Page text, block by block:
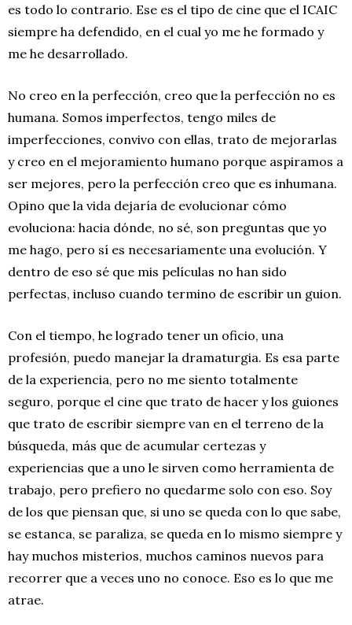
es todo lo contrario. Ese es el tipo de cine que el ICAIC
siempre ha defendido, en el cual yo me he formado y
me he desarrollado.
No creo en la perfección, creo que la perfección no es
humana. Somos imperfectos, tengo miles de
imperfecciones, convivo con ellas, trato de mejorarlas
y creo en el mejoramiento humano porque aspiramos a
ser mejores, pero la perfección creo que es inhumana.
Opino que la vida dejaría de evolucionar cómo
evoluciona: hacia dónde, no sé, son preguntas que yo
me hago, pero sí es necesariamente una evolución. Y
dentro de eso sé que mis películas no han sido
perfectas, incluso cuando termino de escribir un guion.
Con el tiempo, he logrado tener un oficio, una
profesión, puedo manejar la dramaturgia. Es esa parte
de la experiencia, pero no me siento totalmente
seguro, porque el cine que trato de hacer y los guiones
que trato de escribir siempre van en el terreno de la
búsqueda, más que de acumular certezas y
experiencias que a uno le sirven como herramienta de
trabajo, pero prefiero no quedarme solo con eso. Soy
de los que piensan que, si uno se queda con lo que sabe,
se estanca, se paraliza, se queda en lo mismo siempre y
hay muchos misterios, muchos caminos nuevos para
recorrer que a veces uno no conoce. Eso es lo que me
atrae.